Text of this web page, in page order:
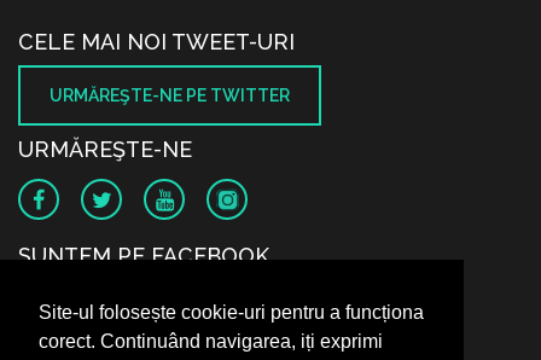
Site-ul folosește cookie-uri pentru a funcționa
corect. Continuând navigarea, iți exprimi
CELE MAI NOI TWEET-URI
URMĂREŞTE-NE PE TWITTER
URMĂREŞTE-NE
SUNTEM PE FACEBOOK